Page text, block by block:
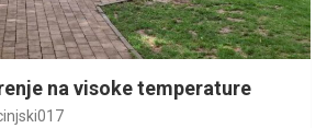
na visoke temperature